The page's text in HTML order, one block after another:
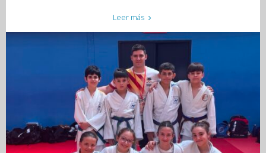
Leer más "EXAMEN
PASO
DE
GRADOS
CINTURÓN
NEGRO
20/06/26"